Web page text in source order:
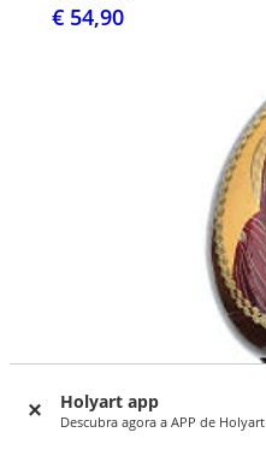
Holyart app
Descubra agora a APP de Holyart
€ 54,90